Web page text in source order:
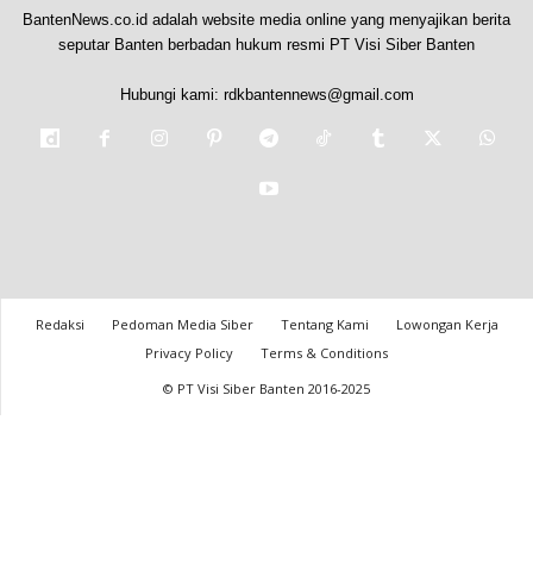
BantenNews.co.id adalah website media online yang menyajikan berita
seputar Banten berbadan hukum resmi PT Visi Siber Banten
Hubungi kami: rdkbantennews@gmail.com
Redaksi Pedoman Media Siber Tentang Kami
Lowongan Kerja
Privacy Policy
Terms & Conditions
© PT Visi Siber Banten 2016-2025